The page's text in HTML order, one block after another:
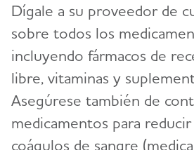
Dígale a su proveedor de
sobre todos los
incluyendo fármacos de
libre, vitaminas y
Asegúrese también de
medicamentos para
coágulos de sangre